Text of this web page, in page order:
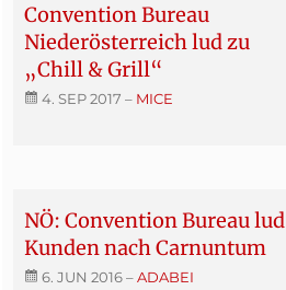
Convention Bureau
Niederösterreich lud zu
„Chill & Grill“
4. SEP 2017 – MICE
NÖ: Convention Bureau lud
Kunden nach Carnuntum
6. JUN 2016–ADABEI